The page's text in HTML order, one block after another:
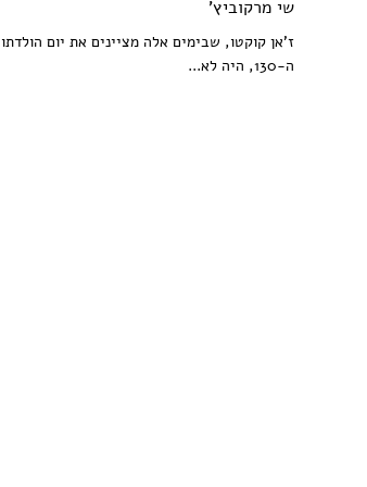
שי מרקוביץ'
ז'אן קוקטו, שבימים אלה מציינים את יום הולדתו
ה-130, היה לא...